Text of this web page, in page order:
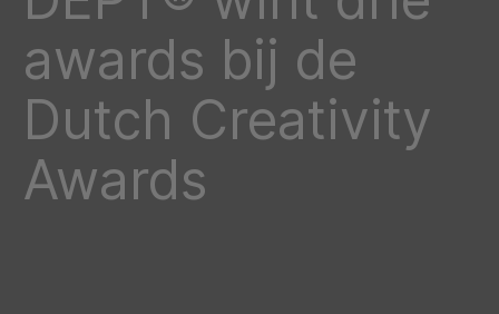
awards bij de
Dutch Creativity
Awards